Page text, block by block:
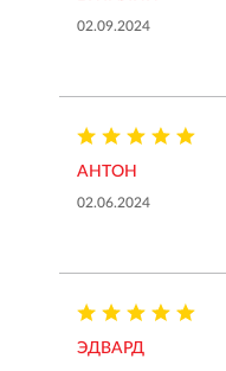
02.09.2024
АНТОН
02.06.2024
ЭДВАРД